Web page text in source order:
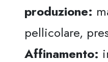
produzione:
pellicolare,
Affinamento: